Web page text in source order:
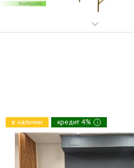
в наличии кредит 4% i